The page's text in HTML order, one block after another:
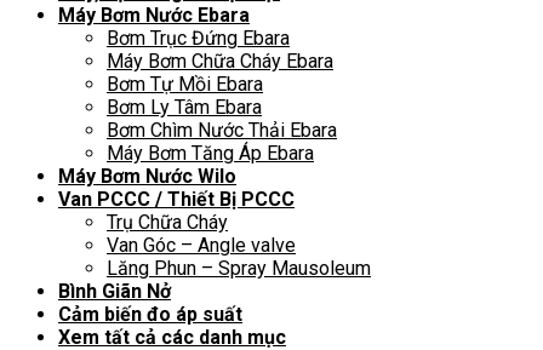
Máy Bơm Nước Ebara
Bơm Trục Đứng Ebara
Máy Bơm Chữa Cháy Ebara
Bơm Tự Mồi Ebara
Bơm Ly Tâm Ebara
Bơm Chìm Nước Thải Ebara
Máy Bơm Tăng Áp Ebara
Máy Bơm Nước Wilo
Van PCCC / Thiết Bị PCCC
Trụ Chữa Cháy
Van Góc – Angle valve
Lăng Phun – Spray Mausoleum
Bình Giãn Nở
Cảm biến đo áp suất
Xem tất cả các danh mục